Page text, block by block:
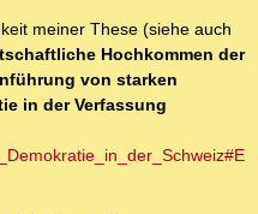
meiner These (siehe auch
Hochkommen der
von starken
in der Verfassung